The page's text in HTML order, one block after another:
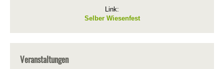
Link:
Selber Wiesenfest
Veranstaltungen